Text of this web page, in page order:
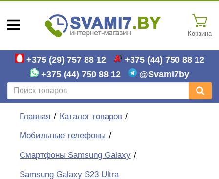
Корзина
+375 (29) 757 88 12 +375 (44) 750 88 12
+375 (44) 750 88 12 @Svami7by
Главная Каталог товаров
Мобильные телефоны
Смартфоны Samsung Galaxy
Samsung Galaxy S23 Ultra